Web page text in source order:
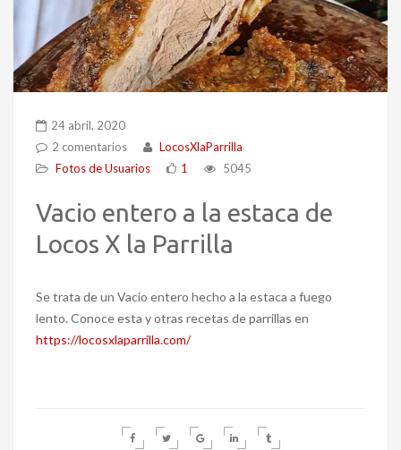
24 abril, 2020
2 comentarios
LocosXlaParrilla
Fotos de Usuarios
1 5045
Vacio entero a la estaca de
Locos X la Parrilla
Se trata de un Vacio entero hecho a la estaca a fuego
lento. Conoce esta y otras recetas de parrillas en
https://locosxlaparrilla.com/